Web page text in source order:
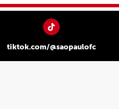
tiktok.com/@saopaulofc